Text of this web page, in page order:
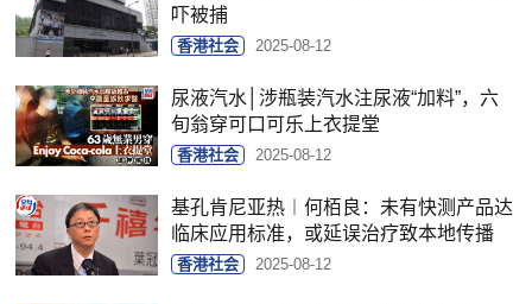
吓被捕
香港社会 2025-08-12
尿液汽水│涉瓶装汽水注尿液“加料”，六
旬翁穿可口可乐上衣提堂
香港社会 2025-08-12
基孔肯尼亚热︱何栢良：未有快测产品达
临床应用标准，或延误治疗致本地传播
香港社会 2025-08-12